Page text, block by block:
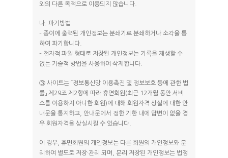
외의 다른 목적으로 이용되지 않습니다.
나. 파기방법
– 종이에 출력된 개인정보는 분쇄기로 분쇄하거나 소각을 통
하여 파기합니다.
– 전자적 파일 형태로 저장된 개인정보는 기록을 재생할 수
없는 기술적 방법을 사용하여 삭제합니다.
③ 사이트는 「정보통신망 이용촉진 및 정보보호 등에 관한 법
률」 제29조 제2항에 따라 휴면회원(최근 12개월 동안 서비
스를 이용하지 아니한 회원)에 대해 회원자격 상실에 대한 안
내문을 통지하고, 안내문에서 정한 기한 내에 답변이 없을 경
우 회원자격을 상실시킬 수 있습니다.
이 경우, 휴면회원의 개인정보는 다른 회원의 개인정보와 분
리하여 별도로 저장·관리 되며, 분리 저장된 개인정보는 법정